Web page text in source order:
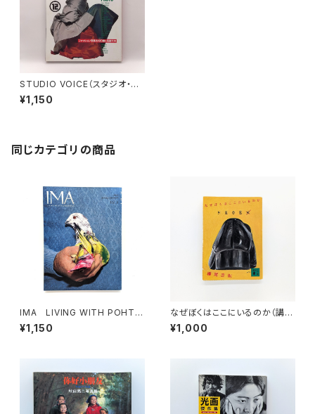
STUDIO VOICE（スタジオ・ボ
イス） Vol.180 1990年12月
号 特集：FASHION PHOTO
¥1,150
同じカテゴリの商品
IMA LIVING WITH POHTO
GRAPHY 2012 spring/sum
mer Vol.0 特集＝写真集の現
¥1,150
なぜぼくはここにいるのか（講談
社文庫）
¥1,000